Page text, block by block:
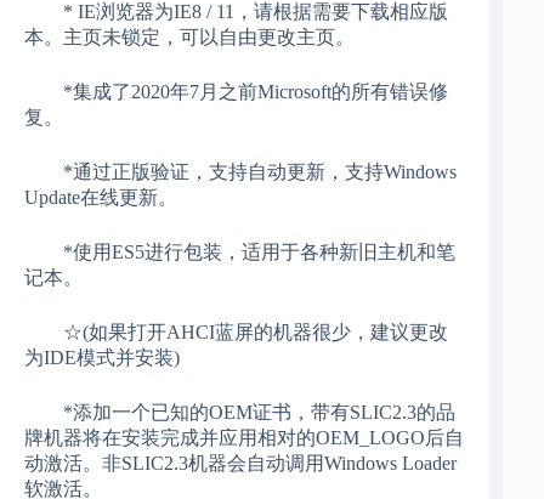
* IE浏览器为IE8 / 11，请根据需要下载相应版
本。主页未锁定，可以自由更改主页。
*集成了2020年7月之前Microsoft的所有错误修
复。
*通过正版验证，支持自动更新，支持Windows
Update在线更新。
*使用ES5进行包装，适用于各种新旧主机和笔
记本。
☆(如果打开AHCI蓝屏的机器很少，建议更改
为IDE模式并安装)
*添加一个已知的OEM证书，带有SLIC2.3的品
牌机器将在安装完成并应用相对的OEM_LOGO后自
动激活。非SLIC2.3机器会自动调用Windows Loader
软激活。